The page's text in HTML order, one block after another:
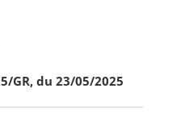
GR, du 23/05/2025